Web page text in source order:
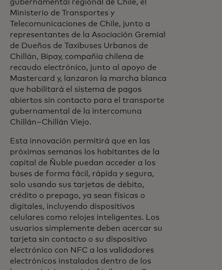
gubernamental regional de Chile, el
Ministerio de Transportes y
Telecomunicaciones de Chile, junto a
representantes de la Asociación Gremial
de Dueños de Taxibuses Urbanos de
Chillán, Bipay, compañía chilena de
recaudo electrónico, junto al apoyo de
Mastercard y, lanzaron la marcha blanca
que habilitará el sistema de pagos
abiertos sin contacto para el transporte
gubernamental de la intercomuna
Chillán–Chillán Viejo.
Esta innovación permitirá que en las
próximas semanas los habitantes de la
capital de Ñuble puedan acceder a los
buses de forma fácil, rápida y segura,
solo usando sus tarjetas de débito,
crédito o prepago, ya sean físicas o
digitales, incluyendo dispositivos
celulares como relojes inteligentes. Los
usuarios simplemente deben acercar su
tarjeta sin contacto o su dispositivo
electrónico con NFC a los validadores
electrónicos instalados dentro de los